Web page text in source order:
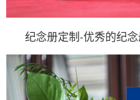
纪念册定制-优秀的纪